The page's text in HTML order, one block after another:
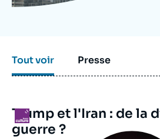
Tout voir Presse
Logo
Trump et l'Iran : de la
guerre ?